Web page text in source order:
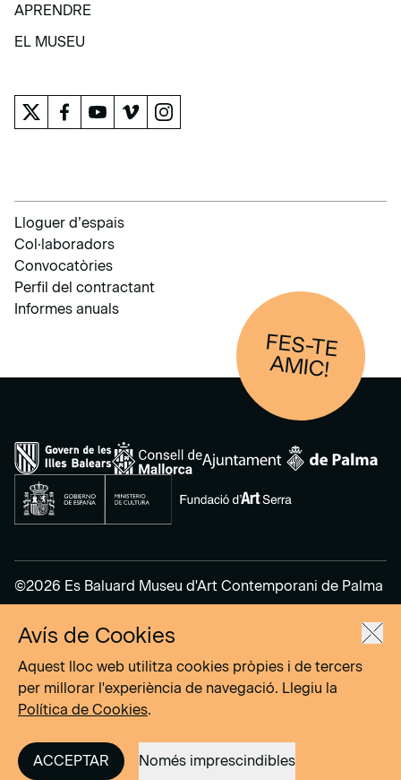
APRENDRE
EL MUSEU
Lloguer d’espais
Col·laboradors
Convocatòries
Perfil del contractant
Informes anuals
FES-TE
AM
IC!
©2026 Es Baluard Museu d'Art Contemporani de Palma
Avís legal
Política de privacitat
Política de cookies
Site byDOMO–A
Avís de Cookies
Aquest lloc web utilitza cookies pròpies i de tercers
per millorar l'experiència de navegació. Llegiu la
Política de Cookies.
ACCEPTAR Només imprescindibles